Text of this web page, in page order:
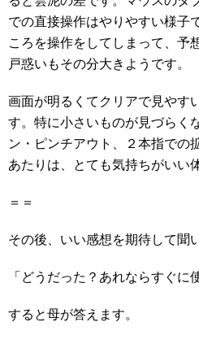
での直接操作はやりやすい様子
ころを操作をしてしまって、予
戸惑いもその分大きようです。
画面が明るくてクリアで見やす
す。特に小さいものが見づらく
ン・ピンチアウト、２本指での
あたりは、とても気持ちがいい
＝＝
その後、いい感想を期待して聞
「どうだった？あれならすぐに
すると母が答えます。